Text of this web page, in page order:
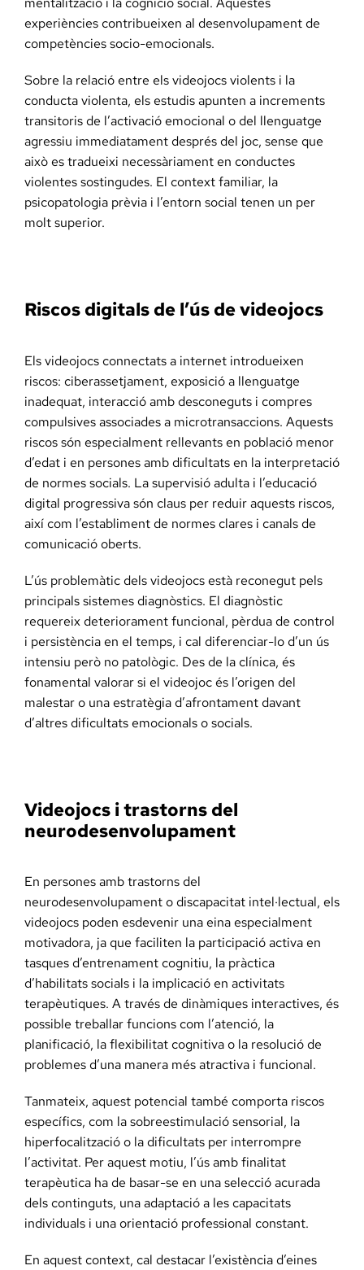
experiències contribueixen al desenvolupament de
competències socio-emocionals.
Sobre la relació entre els videojocs violents i la
conducta violenta, els estudis apunten a increments
transitoris de l’activació emocional o del llenguatge
agressiu immediatament després del joc, sense que
això es tradueixi necessàriament en conductes
violentes sostingudes. El context familiar, la
psicopatologia prèvia i l’entorn social tenen un per
molt superior.
Riscos digitals de l’ús de videojocs
Els videojocs connectats a internet introdueixen
riscos: ciberassetjament, exposició a llenguatge
inadequat, interacció amb desconeguts i compres
compulsives associades a microtransaccions. Aquests
riscos són especialment rellevants en població menor
d’edat i en persones amb dificultats en la interpretació
de normes socials. La supervisió adulta i l’educació
digital progressiva són claus per reduir aquests riscos,
així com l’establiment de normes clares i canals de
comunicació oberts.
L’ús problemàtic dels videojocs està reconegut pels
principals sistemes diagnòstics. El diagnòstic
requereix deteriorament funcional, pèrdua de control
i persistència en el temps, i cal diferenciar-lo d’un ús
intensiu però no patològic. Des de la clínica, és
fonamental valorar si el videojoc és l’origen del
malestar o una estratègia d’afrontament davant
d’altres dificultats emocionals o socials.
Videojocs i trastorns del
neurodesenvolupament
En persones amb trastorns del
neurodesenvolupament o discapacitat intel·lectual, els
videojocs poden esdevenir una eina especialment
motivadora, ja que faciliten la participació activa en
tasques d’entrenament cognitiu, la pràctica
d’habilitats socials i la implicació en activitats
terapèutiques. A través de dinàmiques interactives, és
possible treballar funcions com l’atenció, la
planificació, la flexibilitat cognitiva o la resolució de
problemes d’una manera més atractiva i funcional.
Tanmateix, aquest potencial també comporta riscos
específics, com la sobreestimulació sensorial, la
hiperfocalització o la dificultats per interrompre
l’activitat. Per aquest motiu, l’ús amb finalitat
terapèutica ha de basar-se en una selecció acurada
dels continguts, una adaptació a les capacitats
individuals i una orientació professional constant.
En aquest context, cal destacar l’existència d’eines